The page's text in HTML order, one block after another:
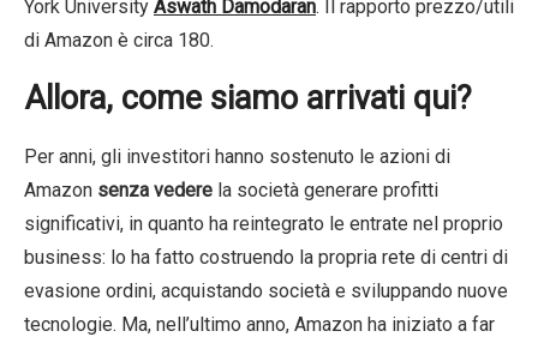
York University Aswath Damodaran. Il rapporto prezzo/utili
di Amazon è circa 180.
Allora, come siamo arrivati qui?
Per anni, gli investitori hanno sostenuto le azioni di
Amazon senza vedere la società generare profitti
significativi, in quanto ha reintegrato le entrate nel proprio
business: lo ha fatto costruendo la propria rete di centri di
evasione ordini, acquistando società e sviluppando nuove
tecnologie. Ma, nell’ultimo anno, Amazon ha iniziato a far